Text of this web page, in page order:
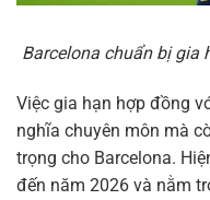
Barcelona chuẩn bị gia
Việc gia hạn hợp đồng
nghĩa chuyên môn mà
trọng cho Barcelona.
đến năm 2026 và nằm